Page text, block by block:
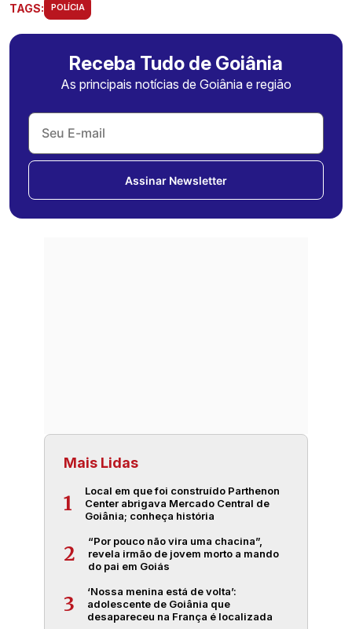
TAGS: POLÍCIA
Receba Tudo de Goiânia
As principais notícias de Goiânia e região
Assinar Newsletter
Mais Lidas
1
Local em que foi construído Parthenon
Center abrigava Mercado Central de
Goiânia; conheça história
2
“Por pouco não vira uma chacina”,
revela irmão de jovem morto a mando
do pai em Goiás
3
‘Nossa menina está de volta’:
adolescente de Goiânia que
desapareceu na França é localizada